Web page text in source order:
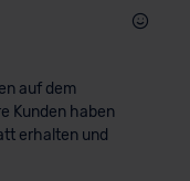
auf dem
Kunden haben
erhalten und